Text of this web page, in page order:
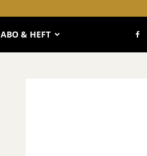
ABO & HEFT